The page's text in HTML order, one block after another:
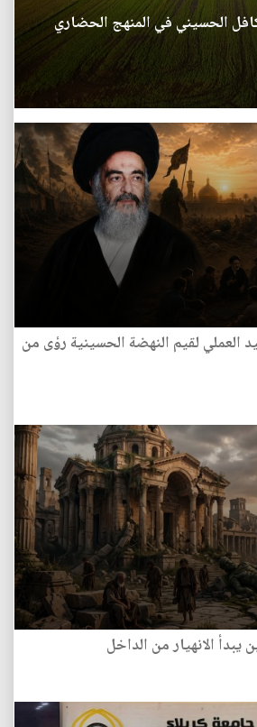
الحسيني في المنهج الحضاري
العملي لقيم النهضة الحسينية رؤى من
الانهيار من الداخل